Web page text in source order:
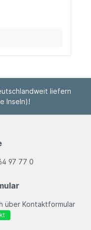
liefern
Inseln)!
97 77 0
über Kontaktformular